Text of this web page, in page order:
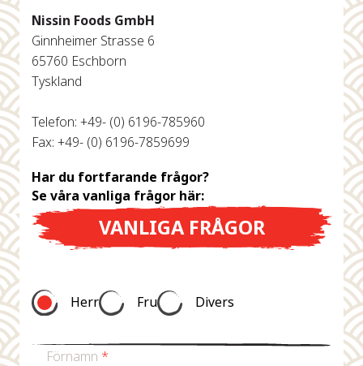
Recept
Oss
Grundare
Historia
Vanliga
Frågor
Nissin Foods GmbH
Ginnheimer Strasse 6
65760 Eschborn
Tyskland
Telefon: +49- (0) 6196-785960
Fax: +49- (0) 6196-7859699
Har du fortfarande frågor?
Se våra vanliga frågor här:
VANLIGA FRÅGOR
Herr Fru Divers
Förnamn *